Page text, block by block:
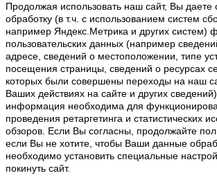
Продолжая использовать наш cайт, Вы даете
обработку (в т.ч. с использованием систем
например Яндекс.Метрика и других систем)
пользовательских данных (например
адресе, сведений о местоположении, типе
посещения страницы, сведений о ресурсах
которых были совершены переходы на наш
Ваших действиях на сайте и других
информация необходима для
проведения ретаргетинга и статистических
обзоров. Если Вы согласны, продолжайте
если Вы не хотите, чтобы Ваши данные
необходимо установить специальные
покинуть сайт.